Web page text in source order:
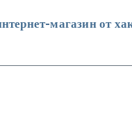
магазин от